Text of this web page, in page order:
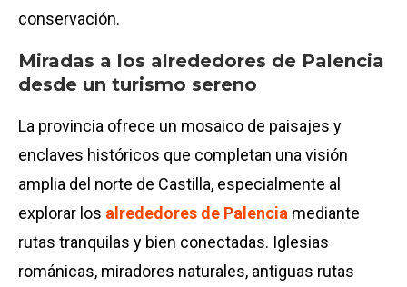
conservación.
Miradas a los alrededores de Palencia
desde un turismo sereno
La provincia ofrece un mosaico de paisajes y
enclaves históricos que completan una visión
amplia del norte de Castilla, especialmente al
explorar los alrededores de Palencia mediante
rutas tranquilas y bien conectadas. Iglesias
románicas, miradores naturales, antiguas rutas